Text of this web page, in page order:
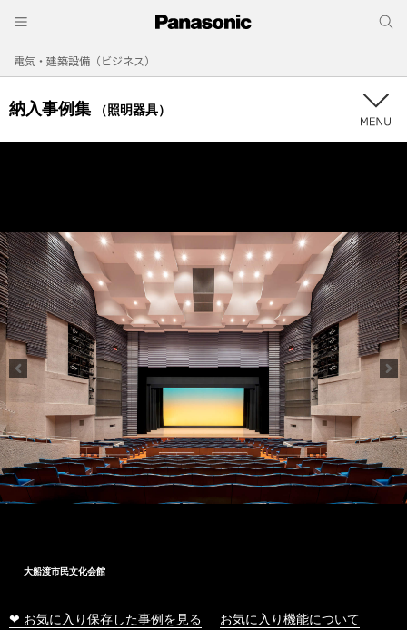
電気・建築設備（ビジネス）
納入事例集 （照明器具）
大船渡市民文化会館
❤ お気に入り保存した事例を見る お気に入り機能について